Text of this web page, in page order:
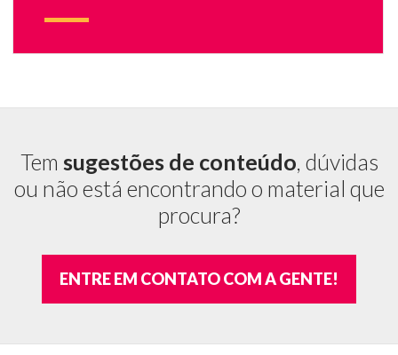
Tem sugestões de conteúdo , dúvidas
ou não está encontrando o material que
procura?
ENTRE EM CONTATO COM A GENTE!